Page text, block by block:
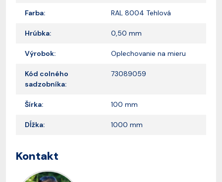
Farba: RAL 8004 Tehlová
Hrúbka: 0,50 mm
Výrobok: Oplechovanie na mieru
Kód colného
sadzobníka:
73089059
Šírka: 100 mm
Dĺžka: 1000 mm
Kontakt